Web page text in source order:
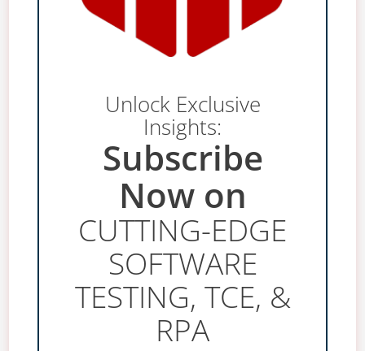
Unlock Exclusive
Insights:
Subscribe
Now on
CUTTING-EDGE
SOFTWARE
TESTING, TCE, &
RPA